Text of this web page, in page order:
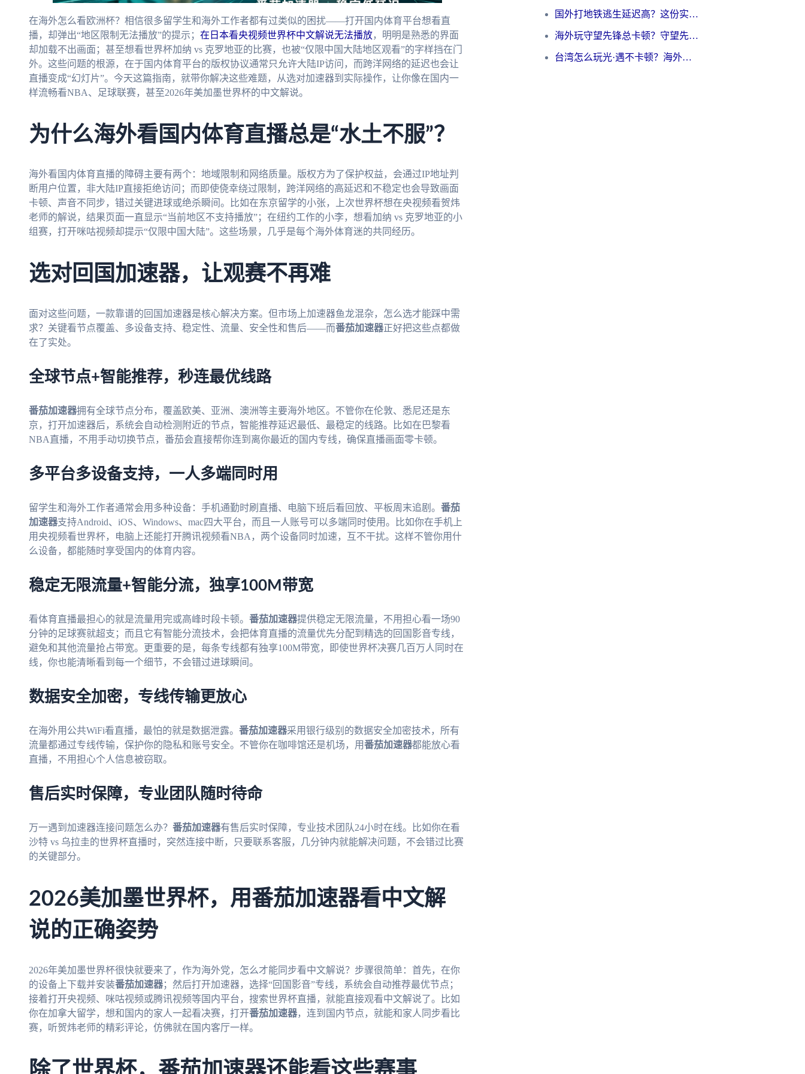
在海外怎么看欧洲杯？相信很多留学生和海外工作者都有过类似的困扰——打开国内体育平台想看直
播，却弹出“地区限制无法播放”的提示； 在日本看央视频世界杯中文解说无法播放，明明是熟悉的界面
却加载不出画面；甚至想看世界杯加纳 vs 克罗地亚的比赛，也被“仅限中国大陆地区观看”的字样挡在门
外。这些问题的根源，在于国内体育平台的版权协议通常只允许大陆IP访问，而跨洋网络的延迟也会让
直播变成“幻灯片”。今天这篇指南，就带你解决这些难题，从选对加速器到实际操作，让你像在国内一
样流畅看NBA、足球联赛，甚至2026年美加墨世界杯的中文解说。
为什么海外看国内体育直播总是“水土不服”？
海外看国内体育直播的障碍主要有两个：地域限制和网络质量。版权方为了保护权益，会通过IP地址判
断用户位置，非大陆IP直接拒绝访问；而即使侥幸绕过限制，跨洋网络的高延迟和不稳定也会导致画面
卡顿、声音不同步，错过关键进球或绝杀瞬间。比如在东京留学的小张，上次世界杯想在央视频看贺炜
老师的解说，结果页面一直显示“当前地区不支持播放”；在纽约工作的小李，想看加纳 vs 克罗地亚的小
组赛，打开咪咕视频却提示“仅限中国大陆”。这些场景，几乎是每个海外体育迷的共同经历。
选对回国加速器，让观赛不再难
面对这些问题，一款靠谱的回国加速器是核心解决方案。但市场上加速器鱼龙混杂，怎么选才能踩中需
求？关键看节点覆盖、多设备支持、稳定性、流量、安全性和售后——而番茄加速器正好把这些点都做
在了实处。
全球节点+智能推荐，秒连最优线路
番茄加速器拥有全球节点分布，覆盖欧美、亚洲、澳洲等主要海外地区。不管你在伦敦、悉尼还是东
京，打开加速器后，系统会自动检测附近的节点，智能推荐延迟最低、最稳定的线路。比如在巴黎看
NBA直播，不用手动切换节点，番茄会直接帮你连到离你最近的国内专线，确保直播画面零卡顿。
多平台多设备支持，一人多端同时用
留学生和海外工作者通常会用多种设备：手机通勤时刷直播、电脑下班后看回放、平板周末追剧。 番茄
加速器支持Android、iOS、Windows、mac四大平台，而且一人账号可以多端同时使用。比如你在手机上
用央视频看世界杯，电脑上还能打开腾讯视频看NBA，两个设备同时加速，互不干扰。这样不管你用什
么设备，都能随时享受国内的体育内容。
稳定无限流量+智能分流，独享100M带宽
看体育直播最担心的就是流量用完或高峰时段卡顿。 番茄加速器提供稳定无限流量，不用担心看一场90
分钟的足球赛就超支；而且它有智能分流技术，会把体育直播的流量优先分配到精选的回国影音专线，
避免和其他流量抢占带宽。更重要的是，每条专线都有独享100M带宽，即使世界杯决赛几百万人同时在
线，你也能清晰看到每一个细节，不会错过进球瞬间。
数据安全加密，专线传输更放心
在海外用公共WiFi看直播，最怕的就是数据泄露。 番茄加速器采用银行级别的数据安全加密技术，所有
流量都通过专线传输，保护你的隐私和账号安全。不管你在咖啡馆还是机场，用番茄加速器都能放心看
直播，不用担心个人信息被窃取。
售后实时保障，专业团队随时待命
万一遇到加速器连接问题怎么办？ 番茄加速器有售后实时保障，专业技术团队24小时在线。比如你在看
沙特 vs 乌拉圭的世界杯直播时，突然连接中断，只要联系客服，几分钟内就能解决问题，不会错过比赛
的关键部分。
2026美加墨世界杯，用番茄加速器看中文解
说的正确姿势
2026年美加墨世界杯很快就要来了，作为海外党，怎么才能同步看中文解说？步骤很简单：首先，在你
的设备上下载并安装番茄加速器；然后打开加速器，选择“回国影音”专线，系统会自动推荐最优节点；
接着打开央视频、咪咕视频或腾讯视频等国内平台，搜索世界杯直播，就能直接观看中文解说了。比如
你在加拿大留学，想和国内的家人一起看决赛，打开番茄加速器，连到国内节点，就能和家人同步看比
赛，听贺炜老师的精彩评论，仿佛就在国内客厅一样。
国外打地铁逃生延迟高？这份实测有效的低延迟指南帮你吃鸡
海外玩守望先锋总卡顿？守望先锋游戏加速器在哪里买&避坑指南（附欧洲非洲游戏实测）
台湾怎么玩光·遇不卡顿？海外党国服游戏加速终极攻略（附实测体验）